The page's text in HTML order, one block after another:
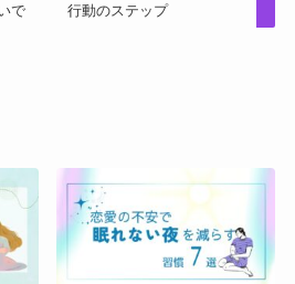
で
行動のステップ